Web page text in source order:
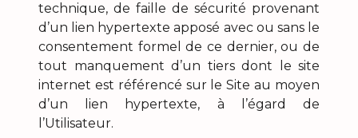
technique, de faille de sécurité provenant
d’un lien hypertexte apposé avec ou sans le
consentement formel de ce dernier, ou de
tout manquement d’un tiers dont le site
internet est référencé sur le Site au moyen
d’un lien hypertexte, à l’égard de
l’Utilisateur.